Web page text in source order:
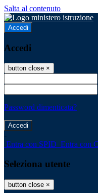
Salta al contenuto
Accedi
Accedi
button close ×
Password dimenticata?
-
Entra con SPID Entra con
Seleziona utente
button close ×